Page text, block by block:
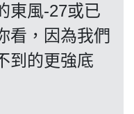
東風-27或已
看，因為我們
到的更強底